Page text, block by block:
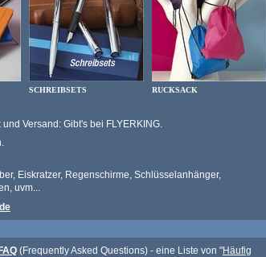
SCHREIBSETS RUCKSACK
Versand: Gibt's bei FLYERKING.
Eiskratzer, Regenschirme, Schlüsselanhänger,
uvm...
FAQ (Frequently Asked Questions) - eine Liste von "Häufig